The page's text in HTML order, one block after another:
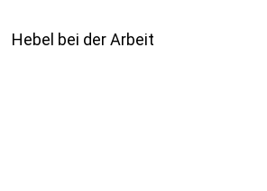
Hebel bei der Arbeit